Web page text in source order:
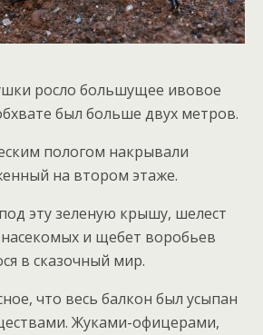
росло большущее ивовое
был больше двух метров.
пологом накрывали
на втором этаже.
эту зеленую крышу, шелест
насекомых и щебет воробьев
в сказочный мир.
что весь балкон был усыпан
Жуками-офицерами,